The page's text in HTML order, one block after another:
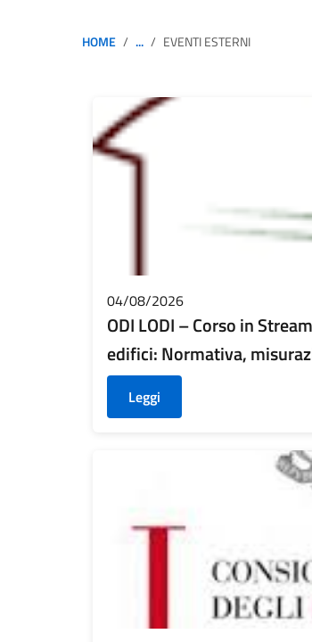
HOME ... EVENTI ESTERNI
04/08/2026
ODI LODI – Corso in
edifici: Normativa,
Leggi